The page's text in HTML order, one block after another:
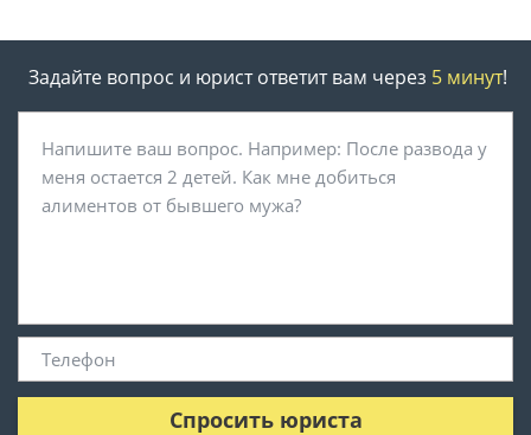
Задайте вопрос и юрист ответит вам через 5 минут!
Спросить юриста